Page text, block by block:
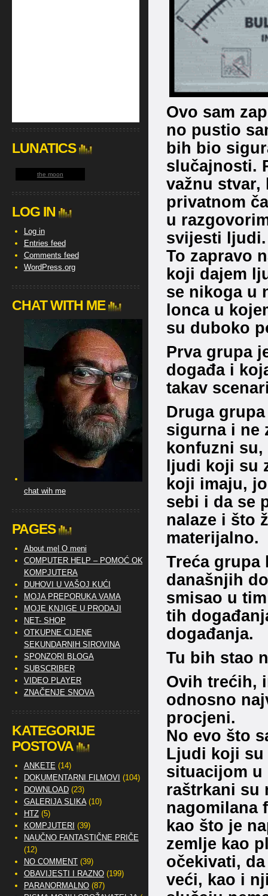
Ovo sam
no pustio
bih bio
slučajnosti.
važnu stvar,
privatnom
u
svijesti ljudi.
To zapravo
koji dajem
se nikoga u
lonca u
su duboko
Prva grupa
događa i
takav
Druga
sigurna i ne
konfuzni
ljudi koji su
koji imaju,
sebi i da se
nalaze i što
materijalno.
Treća
današnjih
smisao u
tih
događanja.
Tu bih stao
Ovih trećih,
odnosno
procjeni.
No evo što
Ljudi koji su
situacijom u
raštrkani su
nagomilana
kao što je
zemlje kao
očekivati,
veći, kao i
LUNATICS
the moon
LOG IN
Log in
Entries feed
Comments feed
WordPress.org
CHAT WITH ME
chat wih me
PAGES
About me| O meni
COMPUTER HELP – POMOĆ OKO
KOMPJUTERA
DUHOVI U VAŠOJ KUĆI
MOJA PREPORUKA VAMA
MOJE KNJIGE U PRODAJI
NET- SHOP
OTKUPNE CIJENE
SEKUNDARNIH SIROVINA
SPONZORI BLOGA
SUBSCRIBER
VIDEO PLAYER
ZNAČENJE SNOVA
KATEGORIJE
POSTOVA
ANKETE (14)
DOKUMENTARNI FILMOVI (104)
DOWNLOAD(23)
GALERIJA SLIKA(10)
HTZ(5)
KOMPJUTERI (39)
NAUČNO FANTASTIČNE PRIČE
(12)
NO COMMENT(39)
OBAVIJESTI I RAZNO(199)
PARANORMALNO(87)